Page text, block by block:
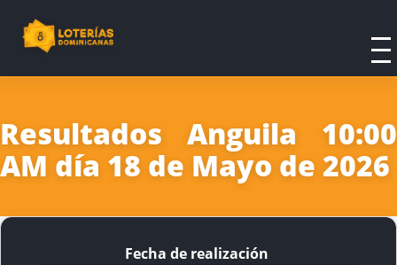
Resultados Anguila 10:00
AM día 18 de Mayo de 2026
Fecha de realización